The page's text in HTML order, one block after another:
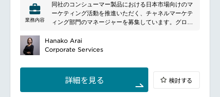
主導、次世代育成）
■魅力ポイント
決定に関われます。
海外拠点との直接のやり取りを通じて世界規模でのブ
ジメントスキルの習得が可能でキャリア形成に最適で
業務内容
同社のコンシューマー製品における日本市場向けのマ
ーケティング活動を推進いただく、チャネルマーケテ
ィング部門のマネージャーを募集しています。グロー
ブランド価値向上をリードしていただくポジションで
す。
と密に連携し、グローバルマーケティング戦略／キャ
ンペーンの日本市場向けローカライズの推進
日本市場におけるブランド認知向上、顧客エンゲージ
メント強化および製品販売の推進
Hanako Arai
Corporate Services
詳細を見る 検討する